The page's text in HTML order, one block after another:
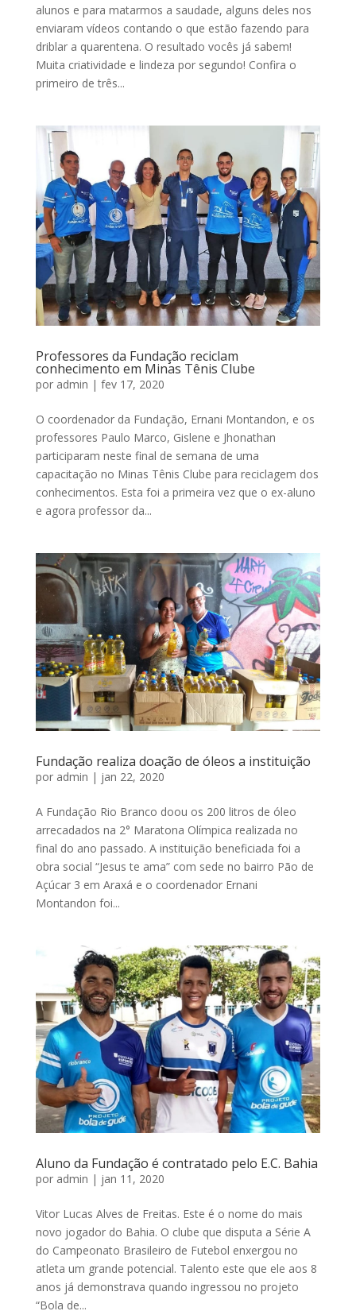
alunos e para matarmos a saudade, alguns deles nos
enviaram vídeos contando o que estão fazendo para
driblar a quarentena. O resultado vocês já sabem!
Muita criatividade e lindeza por segundo! Confira o
primeiro de três...
Professores da Fundação reciclam
conhecimento em Minas Tênis Clube
por admin | fev 17, 2020
O coordenador da Fundação, Ernani Montandon, e os
professores Paulo Marco, Gislene e Jhonathan
participaram neste final de semana de uma
capacitação no Minas Tênis Clube para reciclagem dos
conhecimentos. Esta foi a primeira vez que o ex-aluno
e agora professor da...
Fundação realiza doação de óleos a instituição
por admin | jan 22, 2020
A Fundação Rio Branco doou os 200 litros de óleo
arrecadados na 2° Maratona Olímpica realizada no
final do ano passado. A instituição beneficiada foi a
obra social “Jesus te ama” com sede no bairro Pão de
Açúcar 3 em Araxá e o coordenador Ernani
Montandon foi...
Aluno da Fundação é contratado pelo E.C. Bahia
por admin | jan 11, 2020
Vitor Lucas Alves de Freitas. Este é o nome do mais
novo jogador do Bahia. O clube que disputa a Série A
do Campeonato Brasileiro de Futebol enxergou no
atleta um grande potencial. Talento este que ele aos 8
anos já demonstrava quando ingressou no projeto
“Bola de...